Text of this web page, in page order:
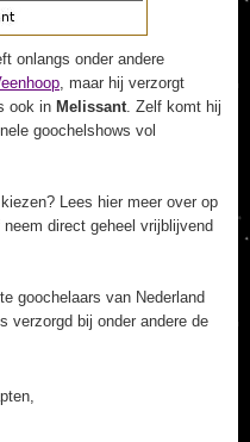
onlangs onder andere
, maar hij verzorgt
ook in Melissant. Zelf komt hij
goochelshows vol
Lees hier meer over op
direct geheel vrijblijvend
goochelaars van Nederland
verzorgd bij onder andere de